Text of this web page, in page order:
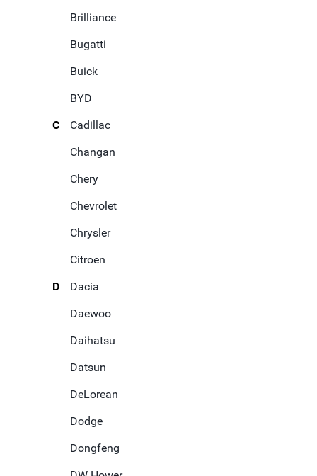
Brilliance
Bugatti
Buick
BYD
C
Cadillac
Changan
Chery
Chevrolet
Chrysler
Citroen
D
Dacia
Daewoo
Daihatsu
Datsun
DeLorean
Dodge
Dongfeng